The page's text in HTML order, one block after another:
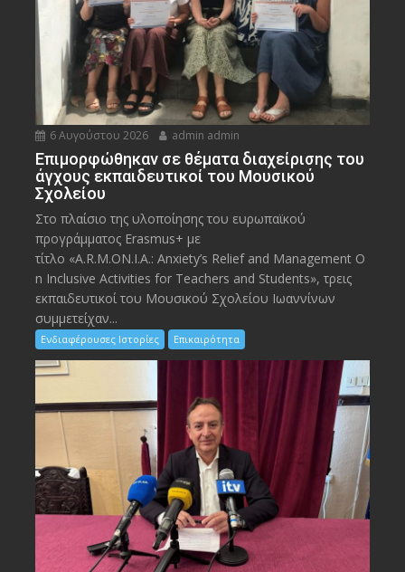
6 Αυγούστου 2026 admin admin
Eπιμορφώθηκαν σε θέματα διαχείρισης του
άγχους εκπαιδευτικοί του Μουσικού
Σχολείου
Στο πλαίσιο της υλοποίησης του ευρωπαϊκού
προγράμματος Erasmus+ με
τίτλο «A.R.M.ON.I.A.: Anxiety’s Relief and Management O
n Inclusive Activities for Teachers and Students», τρεις
εκπαιδευτικοί του Μουσικού Σχολείου Ιωαννίνων
συμμετείχαν...
Ενδιαφέρουσες Ιστορίες Επικαιρότητα